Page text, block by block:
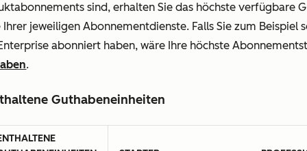
ausschließlich an HubSpot Solutions
zu gewähren oder zu bestätigen, mit denen
aktiv zusammenarbeiten und die diesen Zugang
um Services im Rahmen Ihrer
zu erbringen; HubSpot
eigenem, angemessenem Ermessen.
sind, erhalten Sie das höchste verfügbare
Ihrer jeweiligen Abonnementdienste. Falls Sie zum Beispiel
abonniert haben, wäre Ihre höchste
.
Guthabeneinheiten